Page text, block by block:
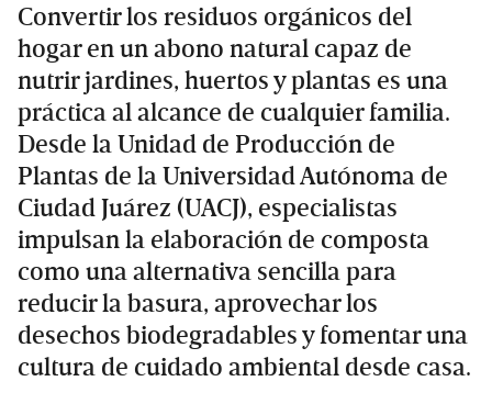
Convertir los residuos orgánicos del
hogar en un abono natural capaz de
nutrir jardines, huertos y plantas es una
práctica al alcance de cualquier familia.
Desde la Unidad de Producción de
Plantas de la Universidad Autónoma de
Ciudad Juárez (UACJ), especialistas
impulsan la elaboración de composta
como una alternativa sencilla para
reducir la basura, aprovechar los
desechos biodegradables y fomentar una
cultura de cuidado ambiental desde casa.